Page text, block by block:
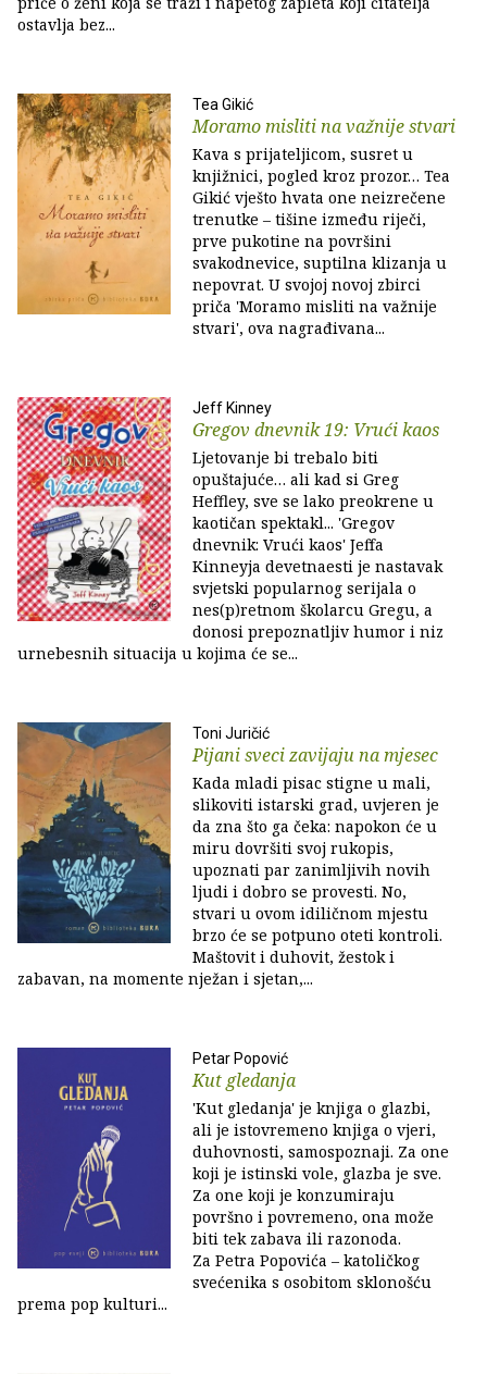
ostavlja bez...
Tea Gikić
Moramo misliti na važnije stvari
Kava s prijateljicom, susret u
knjižnici, pogled kroz prozor… Tea
Gikić vješto hvata one neizrečene
trenutke – tišine između riječi,
prve pukotine na površini
svakodnevice, suptilna klizanja u
nepovrat. U svojoj novoj zbirci
priča 'Moramo misliti na važnije
stvari', ova nagrađivana...
Jeff Kinney
Gregov dnevnik 19: Vrući kaos
Ljetovanje bi trebalo biti
opuštajuće… ali kad si Greg
Heffley, sve se lako preokrene u
kaotičan spektakl... 'Gregov
dnevnik: Vrući kaos' Jeffa
Kinneyja devetnaesti je nastavak
svjetski popularnog serijala o
nes(p)retnom školarcu Gregu, a
donosi prepoznatljiv humor i niz
urnebesnih situacija u kojima će se...
Toni Juričić
Pijani sveci zavijaju na mjesec
Kada mladi pisac stigne u mali,
slikoviti istarski grad, uvjeren je
da zna što ga čeka: napokon će u
miru dovršiti svoj rukopis,
upoznati par zanimljivih novih
ljudi i dobro se provesti. No,
stvari u ovom idiličnom mjestu
brzo će se potpuno oteti kontroli.
Maštovit i duhovit, žestok i
zabavan, na momente nježan i sjetan,...
Petar Popović
Kut gledanja
'Kut gledanja' je knjiga o glazbi,
ali je istovremeno knjiga o vjeri,
duhovnosti, samospoznaji. Za one
koji je istinski vole, glazba je sve.
Za one koji je konzumiraju
površno i povremeno, ona može
biti tek zabava ili razonoda.
Za Petra Popovića – katoličkog
svećenika s osobitom sklonošću
prema pop kulturi...